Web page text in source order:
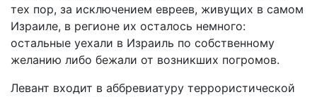
тех пор, за исключением евреев, живущих в самом
Израиле, в регионе их осталось немного:
остальные уехали в Израиль по собственному
желанию либо бежали от возникших погромов.
Левант входит в аббревиатуру террористической